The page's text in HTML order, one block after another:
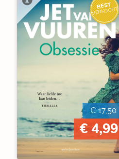
BEST
VERKOCHT
€ 17,50
€ 4,99